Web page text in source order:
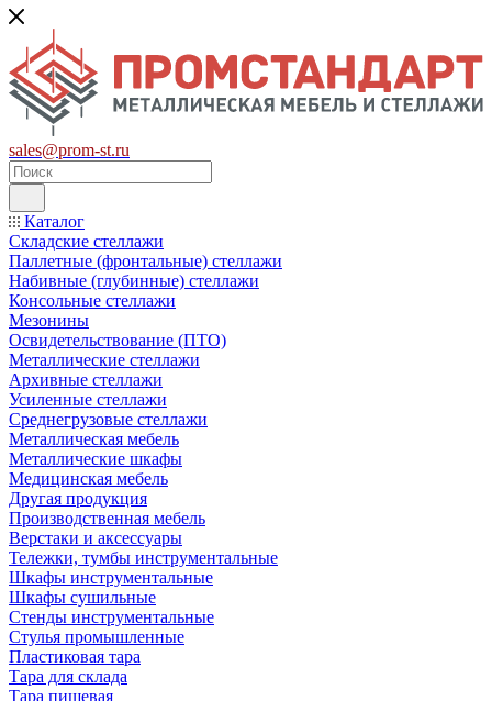
sales@prom-st.ru
Каталог
Складские стеллажи
Паллетные (фронтальные) стеллажи
Набивные (глубинные) стеллажи
Консольные стеллажи
Мезонины
Освидетельствование (ПТО)
Металлические стеллажи
Архивные стеллажи
Усиленные стеллажи
Среднегрузовые стеллажи
Металлическая мебель
Металлические шкафы
Медицинская мебель
Другая продукция
Производственная мебель
Верстаки и аксессуары
Тележки, тумбы инструментальные
Шкафы инструментальные
Шкафы сушильные
Стенды инструментальные
Cтулья промышленные
Пластиковая тара
Тара для склада
Тара пищевая